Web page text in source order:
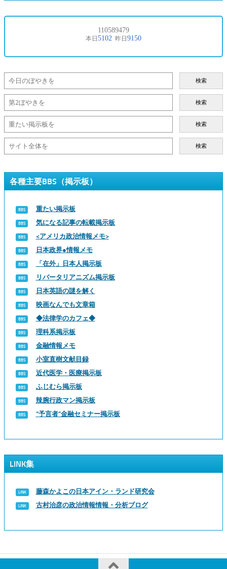
検索
検索
検索
検索
各種主要BBS（掲示板）
重たい掲示板
気になる記事の転載掲示板
<アメリカ政治情報メモ>
日本政界●情報メモ
「在外」日本人掲示板
リバータリアニズム掲示板
日本英語の謎を解く
映画なんでも文章箱
◆法律学のカフェ◆
理科系掲示板
金融情報メモ
小室直樹文献目録
近代医学・医療掲示板
ふじむら掲示板
辣腕行政マン掲示板
“予言者”金融セミナー掲示板
LINK集
藤森かよこの日本アイン・ランド研究会
古村治彦の政治情報情報・分析ブログ